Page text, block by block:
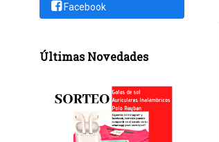
Facebook
Últimas Novedades